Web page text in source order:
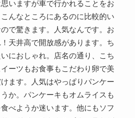
いますが車で行かれることをお
んなところにあるのに比較的い
で驚きます。人気なんです。お
天井高で開放感があります。ち
におしゃれ。店名の通り、こち
ーツもお食事もこだわり卵で美
ます。人気はやっぱりパンケー
か。パンケーキもオムライスも
べようか迷います。他にもソフ